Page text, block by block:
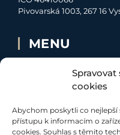
Spravovat
cookies
Abychom poskytli co nejlepší
přístupu k informacím o
cookies. Souhlas s těmito
Pivovarská 1003, 267 16
MENU
KONTAKT